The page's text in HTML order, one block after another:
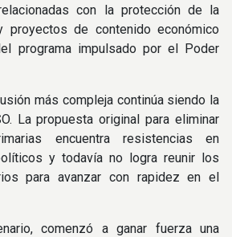
con la protección de la
proyectos de contenido económico
programa impulsado por el Poder
más compleja continúa siendo la
La propuesta original para eliminar
encuentra resistencias en
y todavía no logra reunir los
para avanzar con rapidez en el
comenzó a ganar fuerza una